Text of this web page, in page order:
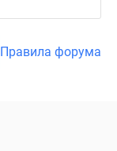
Правила форума